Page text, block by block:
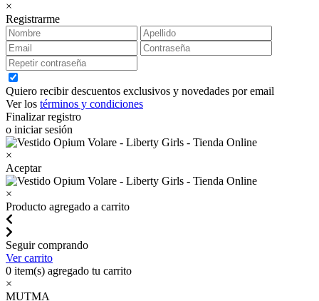
×
Registrarme
Quiero recibir descuentos exclusivos y novedades por email
Ver los términos y condiciones
Finalizar registro
o iniciar sesión
×
Aceptar
×
Producto agregado a carrito
Seguir comprando
Ver carrito
0 item(s) agregado tu carrito
×
MUTMA